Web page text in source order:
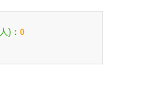
人)： 0